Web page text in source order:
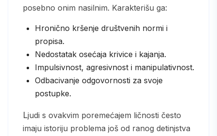
posebno onim nasilnim. Karakterišu ga:
Hronično kršenje društvenih normi i
propisa.
Nedostatak osećaja krivice i kajanja.
Impulsivnost, agresivnost i manipulativnost.
Odbacivanje odgovornosti za svoje
postupke.
Ljudi s ovakvim poremećajem ličnosti često
imaju istoriju problema još od ranog detinjstva